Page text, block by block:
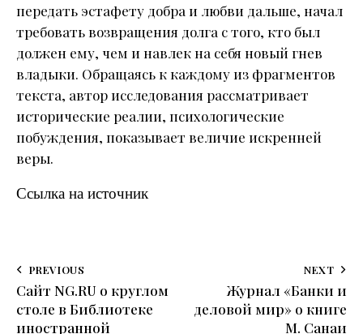
передать эстафету добра и любви дальше, начал
требовать возвращения долга с того, кто был
должен ему, чем и навлек на себя новый гнев
владыки. Обращаясь к каждому из фрагментов
текста, автор исследования рассматривает
исторические реалии, психологические
побуждения, показывает величие искренней
веры.
Ссылка на источник
PREVIOUS
Сайт NG.RU о круглом
столе в Библиотеке
иностранной
NEXT
Журнал «Банки и
деловой мир» о книге
М. Санаи